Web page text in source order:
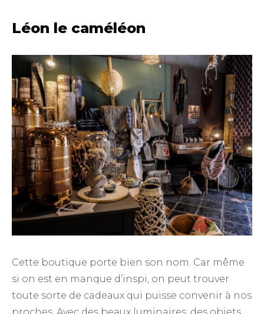
Léon le caméléon
Cette boutique porte bien son nom. Car même
si on est en manque d’inspi, on peut trouver
toute sorte de cadeaux qui puisse convenir à nos